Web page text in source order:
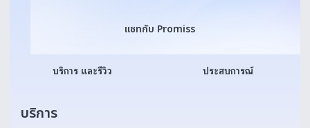
แชทกับ Promiss
แชทกับ Promiss
บริการ และรีวิว ประสบการณ์
บริการ